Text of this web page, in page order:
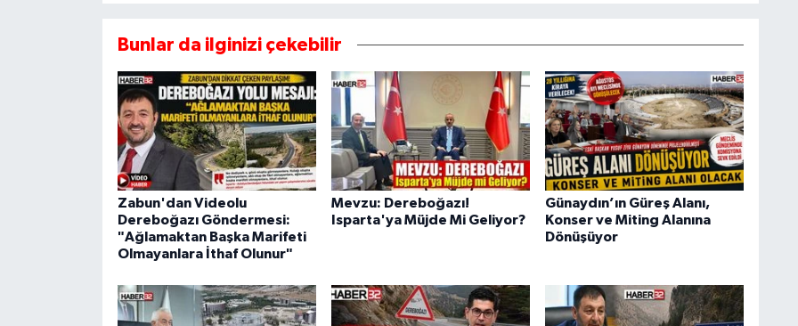
Bunlar da ilginizi çekebilir
Zabun'dan Videolu
Dereboğazı Göndermesi:
"Ağlamaktan Başka Marifeti
Olmayanlara İthaf Olunur"
Mevzu: Dereboğazı!
Isparta'ya Müjde Mi Geliyor?
Günaydın’ın Güreş Alanı,
Konser ve Miting Alanına
Dönüşüyor